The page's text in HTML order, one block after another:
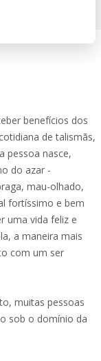
benefícios dos
de talismãs,
pessoa nasce,
do azar -
mau-olhado,
fortíssimo e bem
uma vida feliz e
a maneira mais
com um ser
muitas pessoas
sob o domínio da